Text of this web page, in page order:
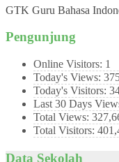
GTK Guru Bahasa
Pengunjung
Online Visitors: 1
Today's Views:
Today's Visitors:
Last 30 Days
Total Views:
Total Visitors:
Data Sekolah